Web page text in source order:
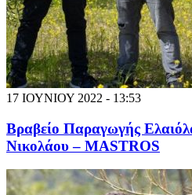
17 ΙΟΥΝΙΟΥ 2022 - 13:53
Βραβείο Παραγωγής
Νικολάου – MASTROS